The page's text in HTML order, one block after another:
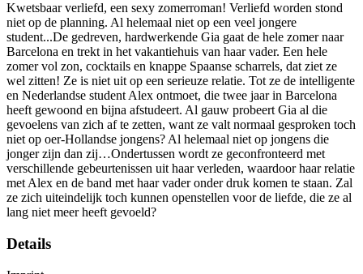
Kwetsbaar verliefd, een sexy zomerroman! Verliefd worden stond
niet op de planning. Al helemaal niet op een veel jongere
student...De gedreven, hardwerkende Gia gaat de hele zomer naar
Barcelona en trekt in het vakantiehuis van haar vader. Een hele
zomer vol zon, cocktails en knappe Spaanse scharrels, dat ziet ze
wel zitten! Ze is niet uit op een serieuze relatie. Tot ze de intelligente
en Nederlandse student Alex ontmoet, die twee jaar in Barcelona
heeft gewoond en bijna afstudeert. Al gauw probeert Gia al die
gevoelens van zich af te zetten, want ze valt normaal gesproken toch
niet op oer-Hollandse jongens? Al helemaal niet op jongens die
jonger zijn dan zij…Ondertussen wordt ze geconfronteerd met
verschillende gebeurtenissen uit haar verleden, waardoor haar relatie
met Alex en de band met haar vader onder druk komen te staan. Zal
ze zich uiteindelijk toch kunnen openstellen voor de liefde, die ze al
lang niet meer heeft gevoeld?
Details